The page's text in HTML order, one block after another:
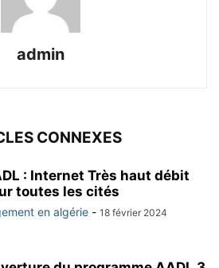
admin
CONNEXES
: Internet Très haut débit
toutes les cités
en algérie - 18 février 2024